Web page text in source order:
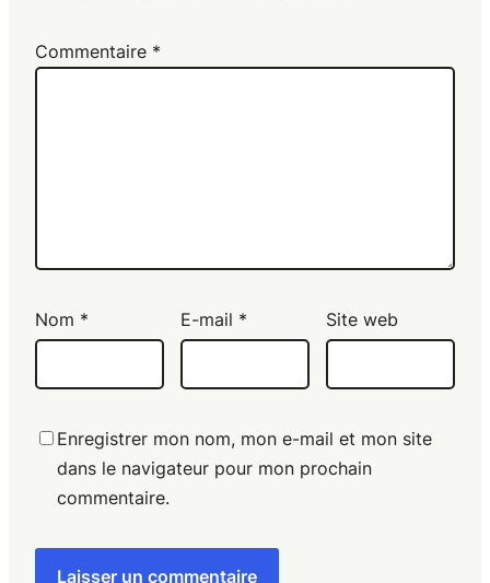
Commentaire *
Nom * E-mail * Site web
Enregistrer mon nom, mon e-mail et mon site
dans le navigateur pour mon prochain
commentaire.